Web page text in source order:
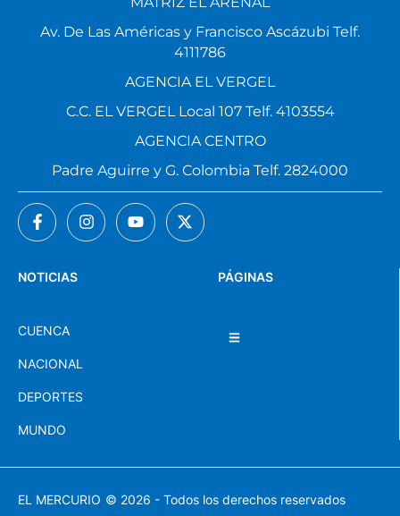
PÁGINAS
NOTICIAS
CUENCA
NACIONAL
DEPORTES
MUNDO
Av. De Las Américas y Francisco Ascázubi Telf.
4111786
AGENCIA EL VERGEL
C.C. EL VERGEL Local 107 Telf. 4103554
AGENCIA CENTRO
Padre Aguirre y G. Colombia Telf. 2824000
EL MERCURIO © 2026 - Todos los derechos reservados